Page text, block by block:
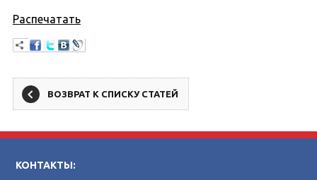
Распечатать
ВОЗВРАТ К СПИСКУ СТАТЕЙ
КОНТАКТЫ: